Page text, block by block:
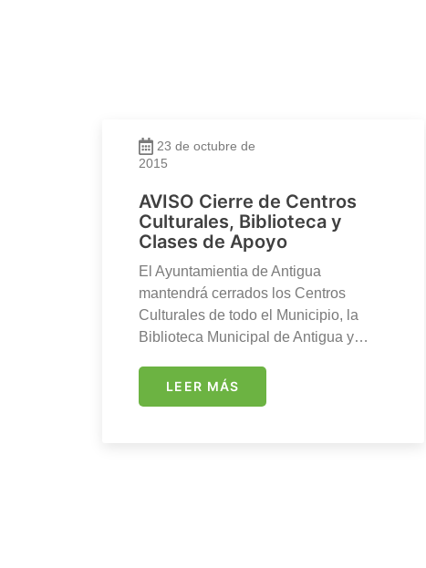
23 de octubre de
2015
AVISO Cierre de Centros
Culturales, Biblioteca y
Clases de Apoyo
El Ayuntamientia de Antigua
mantendrá cerrados los Centros
Culturales de todo el Municipio, la
Biblioteca Municipal de Antigua y…
LEER MÁS